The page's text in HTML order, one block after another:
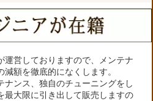
運営しておりますので、メンテナ
額を徹底的になくします。
ナンス、独自のチューニングをし
最大限に引き出して販売しますの